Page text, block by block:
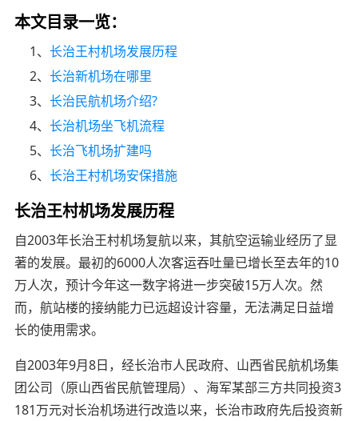
本文目录一览：
1、长治王村机场发展历程
2、长治新机场在哪里
3、长治民航机场介绍?
4、长治机场坐飞机流程
5、长治飞机场扩建吗
6、长治王村机场安保措施
长治王村机场发展历程
自2003年长治王村机场复航以来，其航空运输业经历了显
著的发展。最初的6000人次客运吞吐量已增长至去年的10
万人次，预计今年这一数字将进一步突破15万人次。然
而，航站楼的接纳能力已远超设计容量，无法满足日益增
长的使用需求。
自2003年9月8日，经长治市人民政府、山西省民航机场集
团公司（原山西省民航管理局）、海军某部三方共同投资3
181万元对长治机场进行改造以来，长治市政府先后投资新